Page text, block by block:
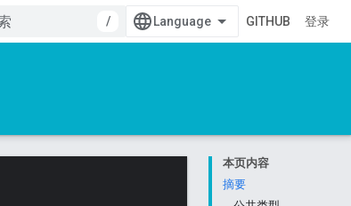
/
GITHUB 登录
本页内容
摘要